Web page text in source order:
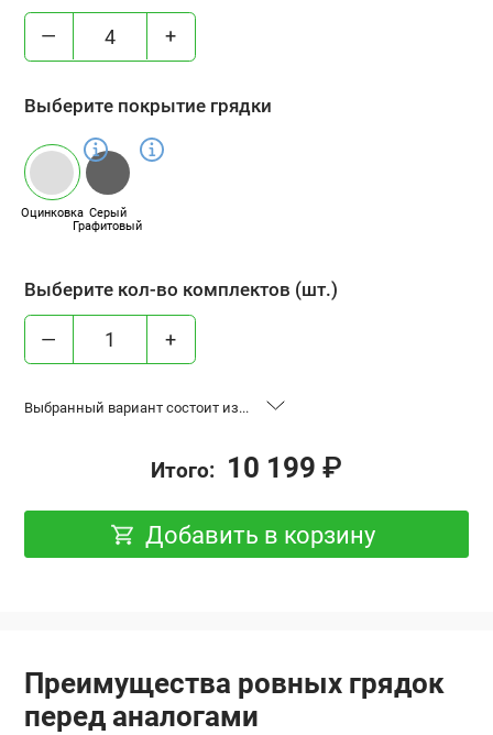
— +
Выберите покрытие грядки
Оцинковка Серый
Графитовый
Выберите кол-во комплектов (шт.)
— +
Выбранный вариант состоит из...
база 0.6x2 м, Оцинковка
«Ровные грядки», высота 17 см,
база 0.6x3 м, Оцинковка
1 шт.
Итого: 10 199 ₽
Добавить в корзину
Преимущества ровных грядок
перед аналогами